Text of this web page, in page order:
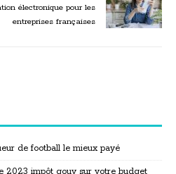
électronique pour les
entreprises françaises
de football le mieux payé
2023 impôt gouv sur votre budget